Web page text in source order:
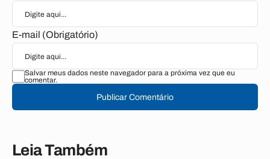
E-mail (Obrigatório)
Salvar meus dados neste navegador para a próxima vez que eu
comentar.
Publicar Comentário
Leia Também